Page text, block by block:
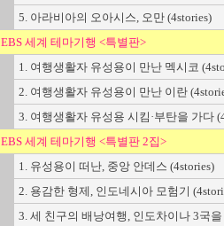
5. 아라비아의 오아시스, 오만 (4stories)
EBS 세계 테마기행 <특별판>
1. 여행생활자 유성용이 만난 멕시코
2. 여행생활자 유성용이 만난 이란
3. 여행생활자 유성용 시킴·부탄을 가다
EBS 세계 테마기행 <특별판 2집>
1. 유성용이 떠난, 중앙 안데스 (4stories)
2. 용감한 형제, 인도네시아 모험기
3. 세 친구의 배낭여행, 인도차이나 3국을